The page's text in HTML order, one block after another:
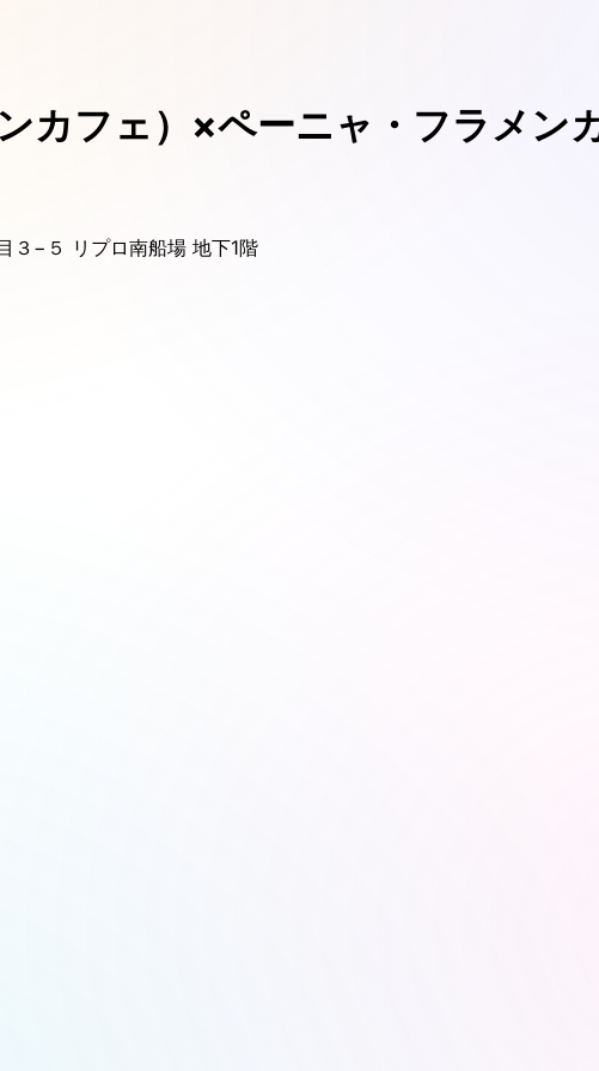
カフェ）×ペーニャ・フラメン
３−５ リプロ南船場 地下1階